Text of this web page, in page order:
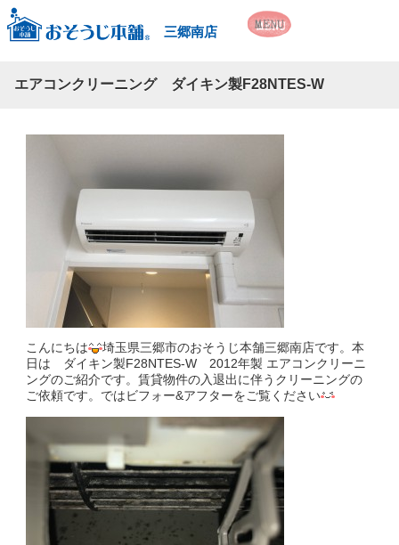
三郷南店
エアコンクリーニング ダイキン製F28NTES-W
こんにちは
埼玉県三郷市のおそうじ本舗三郷南店です。本
日は ダイキン製F28NTES-W 2012年製 エアコンクリーニ
ングのご紹介です。賃貸物件の入退出に伴うクリーニングの
ご依頼です。ではビフォー&アフターをご覧ください